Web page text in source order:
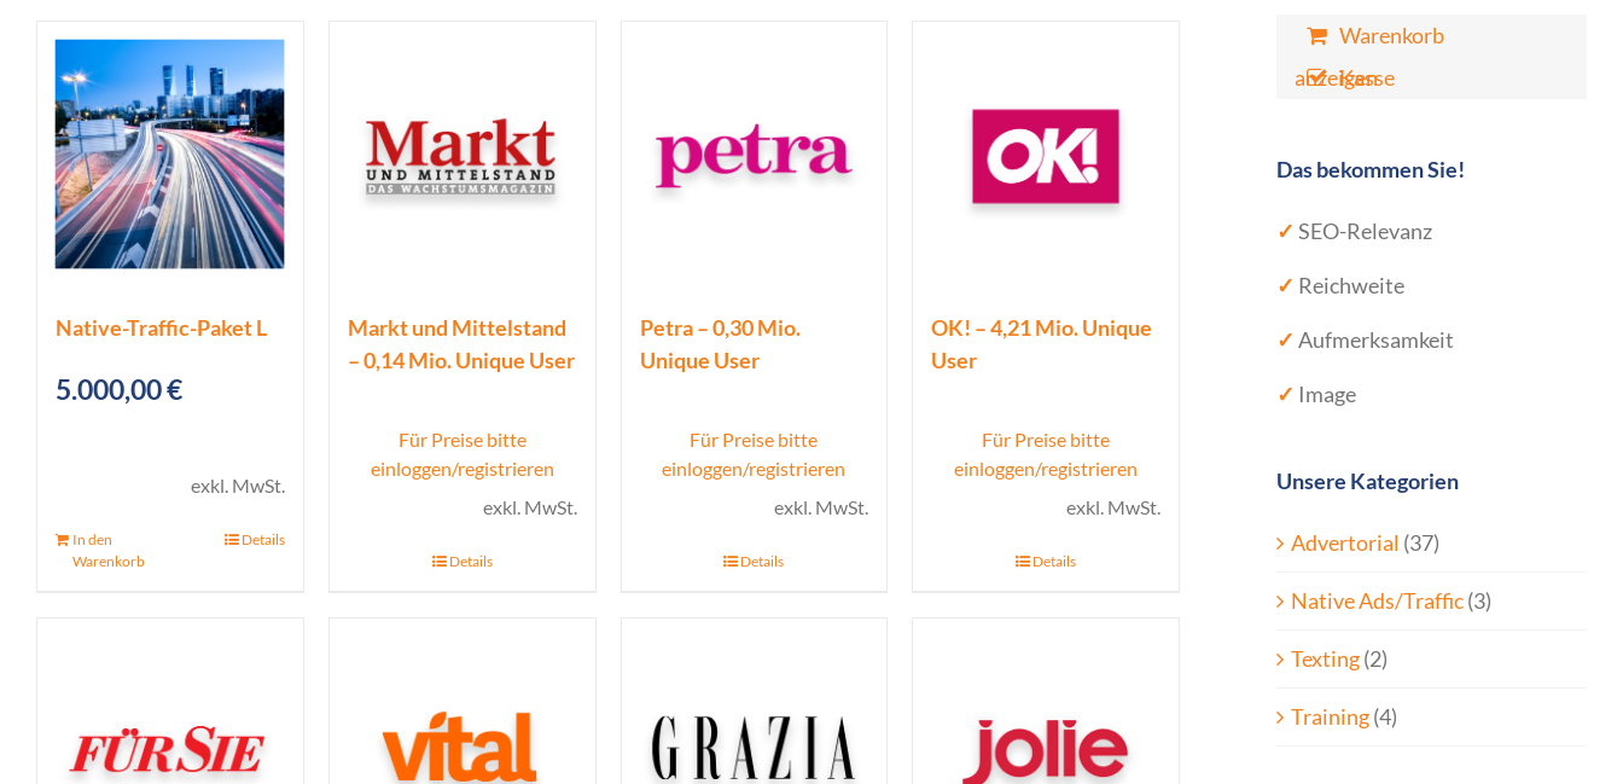
Native-Traffic-Paket L
5.000,00€
exkl. MwSt.
In den
Warenkorb
Details
Markt und Mittelstand
– 0,14 Mio. Unique User
Für Preise bitte
einloggen/registrieren
exkl. MwSt.
Details
Petra – 0,30 Mio.
Unique User
Für Preise bitte
einloggen/registrieren
exkl. MwSt.
Details
OK! – 4,21 Mio. Unique
User
Für Preise bitte
einloggen/registrieren
exkl. MwSt.
Details
Warenkorb
anzeigen
Kasse
Das bekommen Sie!
✓ SEO-Relevanz
✓ Reichweite
✓ Aufmerksamkeit
✓ Image
Unsere Kategorien
Advertorial (37)
Native Ads/Traffic(3)
Texting(2)
Training(4)